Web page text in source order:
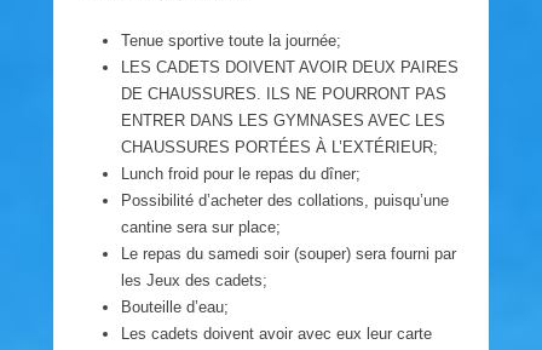
Tenue sportive toute la journée;
LES CADETS DOIVENT AVOIR DEUX PAIRES
DE CHAUSSURES. ILS NE POURRONT PAS
ENTRER DANS LES GYMNASES AVEC LES
CHAUSSURES PORTÉES À L’EXTÉRIEUR;
Lunch froid pour le repas du dîner;
Possibilité d’acheter des collations, puisqu’une
cantine sera sur place;
Le repas du samedi soir (souper) sera fourni par
les Jeux des cadets;
Bouteille d’eau;
Les cadets doivent avoir avec eux leur carte